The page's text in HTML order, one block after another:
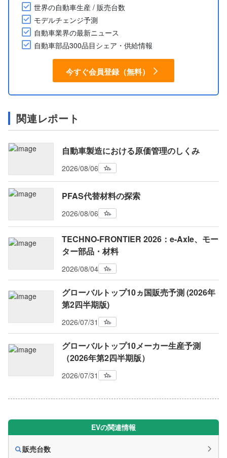
世界の自動車生産 / 販売台数
モデルチェンジ予測
自動車業界の最新ニュース
自動車部品300品目シェア・供給情報
今すぐ会員登録（無料）
関連レポート
自動車製造における原価管理のしくみ
2026/08/06
PFAS代替材料の探索
2026/08/06
TECHNO-FRONTIER 2026：e-Axle、モー
ター部品・材料
2026/08/04
グローバルトップ10ヵ国販売予測 (2026年
第2四半期版)
2026/07/31
グローバルトップ10メーカー生産予測
（2026年第2四半期版）
2026/07/31
EVの関連情報
販売台数